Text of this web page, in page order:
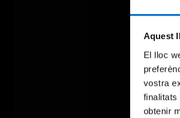
Aquest
El lloc
vostra
finalitats
obtenir